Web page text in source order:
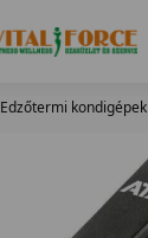
Edzőtermi kondigépek